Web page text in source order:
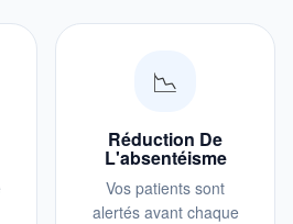
📉
Réduction De
L'absentéisme
Vos patients sont
alertés avant chaque